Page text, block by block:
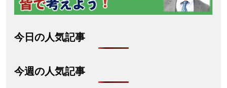
今日の人気記事
今週の人気記事